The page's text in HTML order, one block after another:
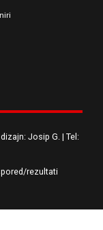
Josip G. | Tel:
rezultati